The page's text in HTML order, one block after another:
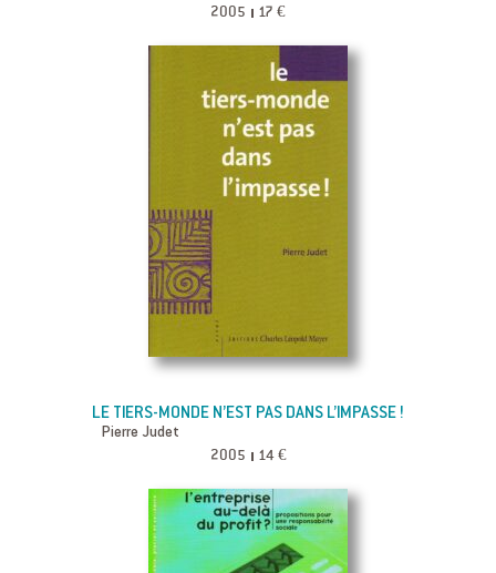
2005 17 €
LE TIERS-MONDE N’EST PAS DANS L’IMPASSE !
Pierre Judet
2005 14 €